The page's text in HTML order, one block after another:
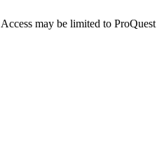
may be limited to